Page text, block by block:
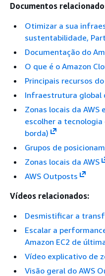
Documentos
Otimizar a sua
sustentabilidade,
Documentação do
O que é o Amazon
Principais recursos
Infraestrutura global
Zonas locais da AWS
escolher a
borda)
Grupos de
Zonas locais da AWS
AWS Outposts
Vídeos relacionados:
Desmistificar a
Escalar a
Amazon EC2 de
Vídeo explicativo de
Visão geral do AWS